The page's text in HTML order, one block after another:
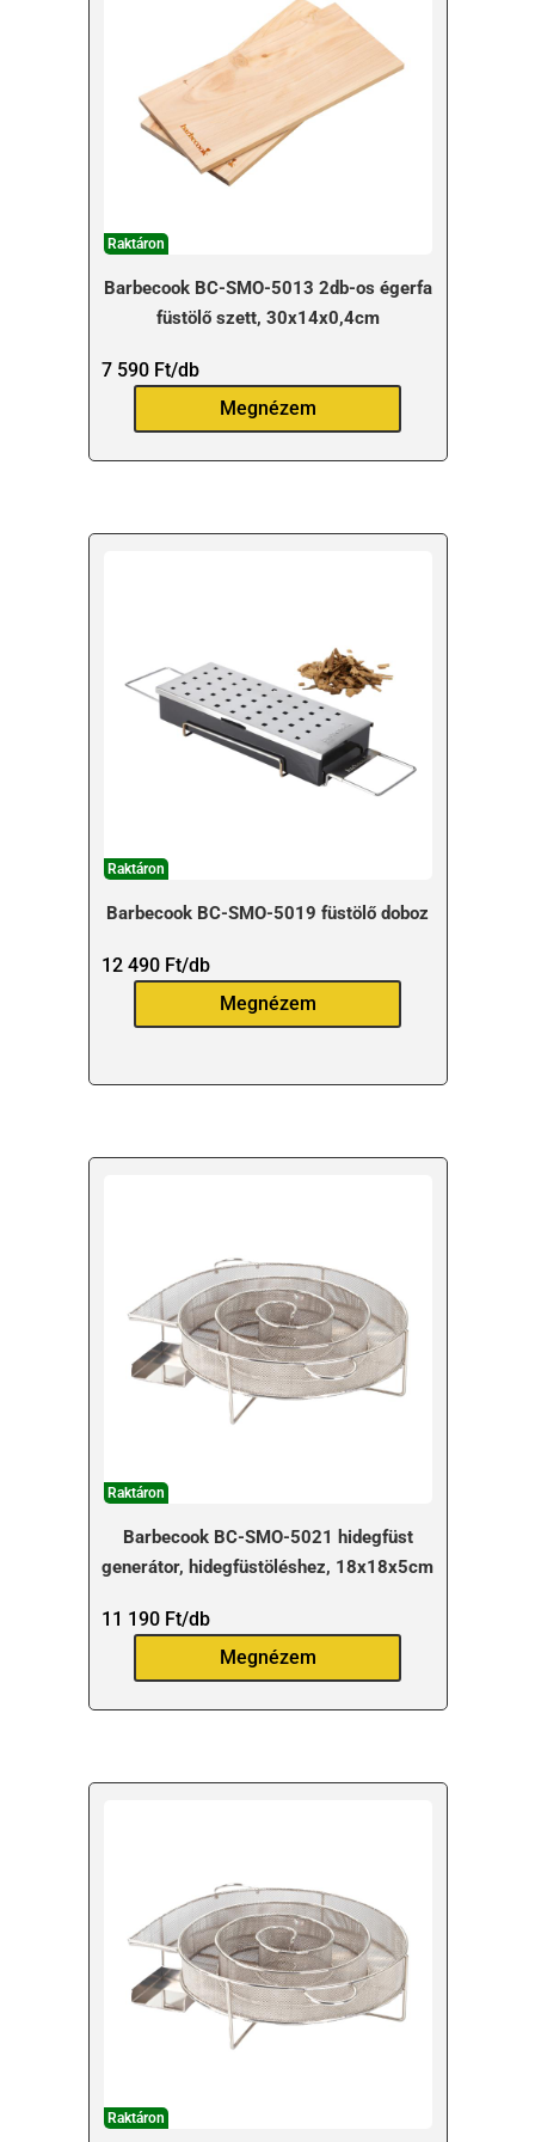
Raktáron
Barbecook BC-SMO-5013 2db-os égerfa
füstölő szett, 30x14x0,4cm
7 590 Ft/db
Megnézem
Raktáron
Barbecook BC-SMO-5019 füstölő doboz
12 490 Ft/db
Megnézem
Raktáron
Barbecook BC-SMO-5021 hidegfüst
generátor, hidegfüstöléshez, 18x18x5cm
11 190 Ft/db
Megnézem
Raktáron